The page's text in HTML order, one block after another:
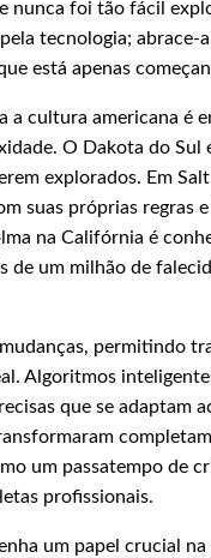
nunca foi tão fácil
tecnologia; abrace-
está apenas
a cultura americana é
O Dakota do
explorados. Em
suas próprias regras
na Califórnia é
de um milhão de
permitindo
Algoritmos
que se adaptam
um passatempo de
profissionais.
um papel crucial